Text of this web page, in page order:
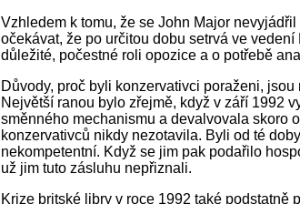
Vzhledem k tomu, že se John Major
očekávat, že po určitou dobu setrvá ve
důležité, počestné roli opozice a o potřebě
Důvody, proč byli konzervativci poraženi,
Největší ranou bylo zřejmě, když v září 1992
směnného mechanismu a devalvovala skoro
konzervativců nikdy nezotavila. Byli od té
nekompetentní. Když se jim pak podařilo
už jim tuto zásluhu nepřiznali.
Krize britské libry v roce 1992 také podstatně